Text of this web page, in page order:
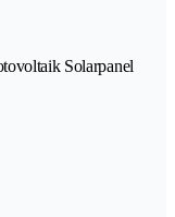
Solarpanel